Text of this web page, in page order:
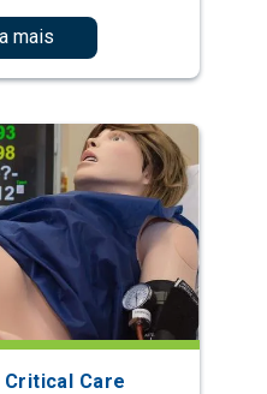
mais
Critical Care